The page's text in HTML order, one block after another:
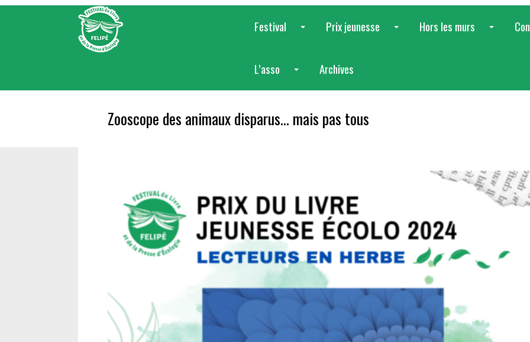
Skip
Festival
Prix jeunesse
Hors les murs
L’asso
...
Archives
Zooscope des animaux disparus… mais pas tous